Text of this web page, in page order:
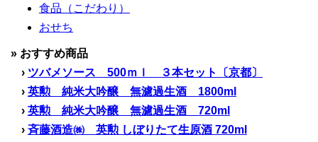
食品（こだわり）
おせち
» おすすめ商品
› ツバメソース 500ｍｌ ３本セット〔京都〕
› 英勲 純米大吟醸 無濾過生酒 1800ml
› 英勲 純米大吟醸 無濾過生酒 720ml
›斉藤酒造㈱ 英勲 しぼりたて生原酒 720ml